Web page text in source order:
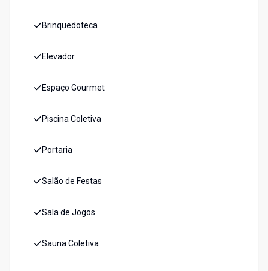
Brinquedoteca
Elevador
Espaço Gourmet
Piscina Coletiva
Portaria
Salão de Festas
Sala de Jogos
Sauna Coletiva